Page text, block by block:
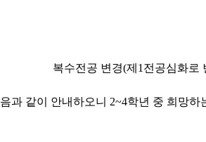
복수전공 변경(제1전공심화로
과 같이 안내하오니 2~4학년 중 희망